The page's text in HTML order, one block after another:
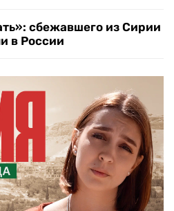
сбежавшего из Сирии
в России